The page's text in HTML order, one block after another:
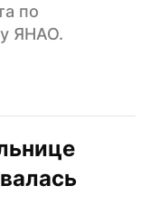
по
ЯНАО.